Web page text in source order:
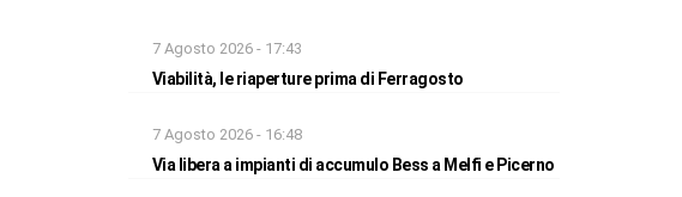
7 Agosto 2026 - 17:43
Viabilità, le riaperture prima di Ferragosto
7 Agosto 2026 - 16:48
Via libera a impianti di accumulo Bess a Melfi e Picerno